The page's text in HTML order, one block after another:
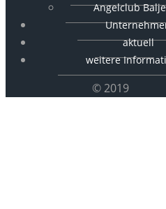
Angelclub
aktuell
weitere
© 2019